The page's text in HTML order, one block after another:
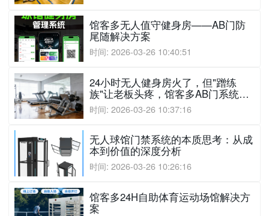
馆客多无人值守健身房——AB门防
尾随解决方案
时间: 2026-03-26 10:40:51
24小时无人健身房火了，但"蹭练
族"让老板头疼，馆客多AB门系统给
出答案
时间: 2026-03-26 10:37:16
无人球馆门禁系统的本质思考：从成
本到价值的深度分析
时间: 2026-03-26 10:26:16
馆客多24H自助体育运动场馆解决方
案